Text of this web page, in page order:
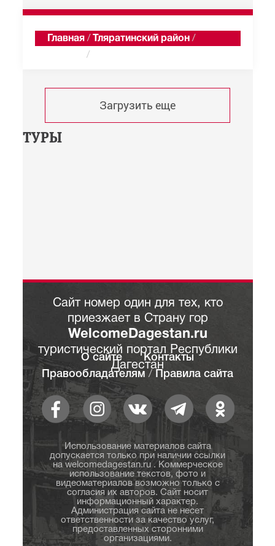
Главная / Тляратинский район /
/
Загрузить еще
ТУРЫ
Сайт номер один для тех, кто
приезжает в Страну гор
WelcomeDagestan.ru
туристический портал Республики
Дагестан
О сайте
Контакты
Правообладателям / Правила сайта
Использование материалов сайта
допускается только при наличии ссылки
на welcomedagestan.ru . Коммерческое
использование текстов, фото и
видеоматериалов возможно только с
согласия их авторов. Сайт носит
информационный характер.
Администрация сайта не несет
ответственности за качество услуг,
предоставленных сторонними
организациями.